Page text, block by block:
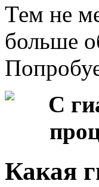
Тем не
больше
Какая